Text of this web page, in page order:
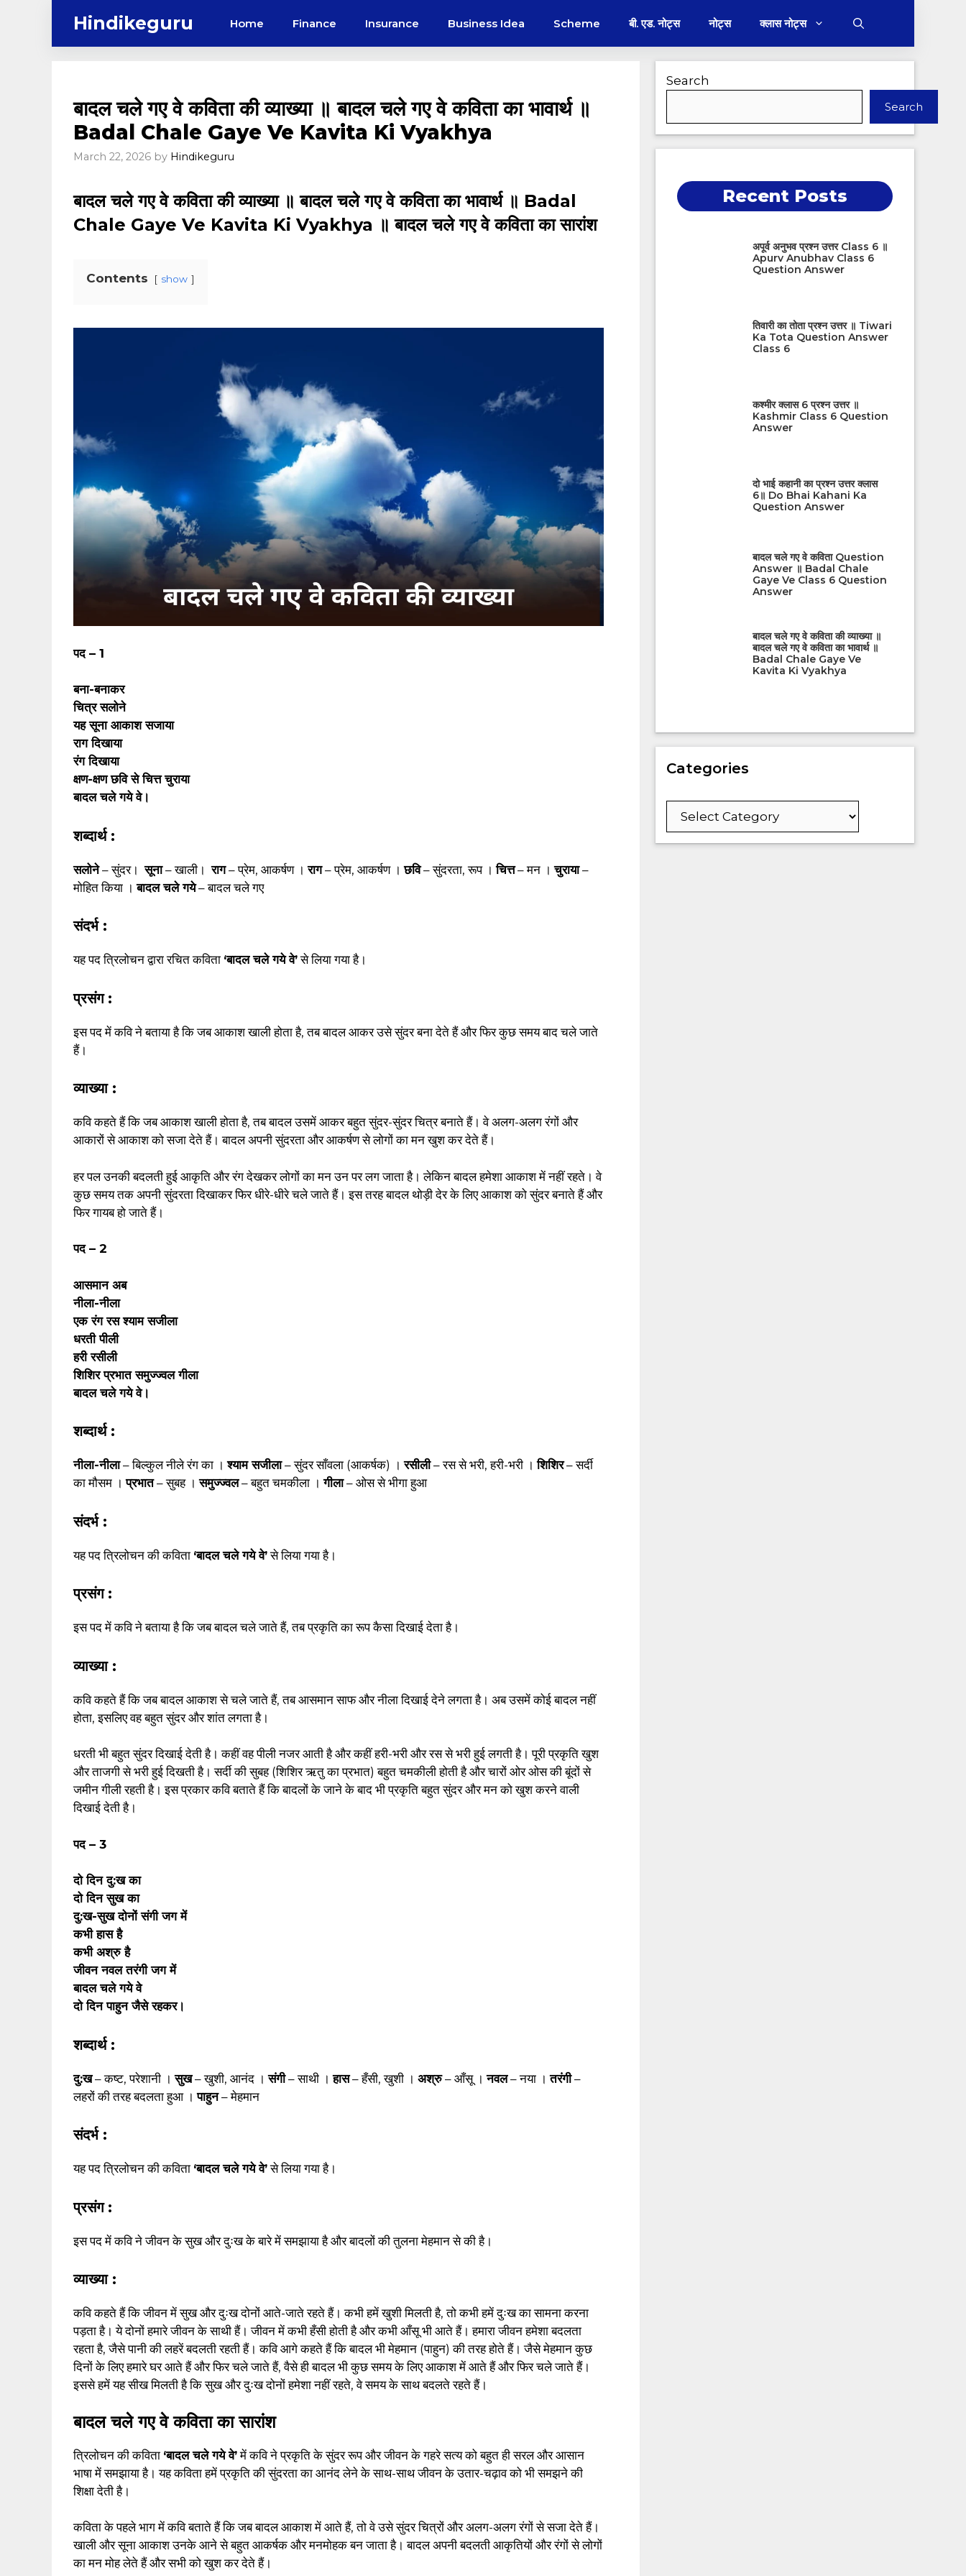
Hindikeguru Home Finance Insurance Business Idea Scheme बी. एड. नोट्स नोट्स क्लास नोट्स
बादल चले गए वे कविता की व्याख्या ॥ बादल चले गए वे कविता का भावार्थ ॥
Badal Chale Gaye Ve Kavita Ki Vyakhya
March 22, 2026 by Hindikeguru
बादल चले गए वे कविता की व्याख्या ॥ बादल चले गए वे कविता का भावार्थ ॥ Badal
Chale Gaye Ve Kavita Ki Vyakhya ॥ बादल चले गए वे कविता का सारांश
Contents show
पद – 1
बना-बनाकर
चित्र सलोने
यह सूना आकाश सजाया
राग दिखाया
रंग दिखाया
क्षण-क्षण छवि से चित्त चुराया
बादल चले गये वे।
शब्दार्थ :
सलोने– सुंदर।सूना– खाली।राग– प्रेम, आकर्षण ।राग– प्रेम, आकर्षण ।छवि– सुंदरता, रूप ।चित्त– मन ।चुराया–
मोहित किया ।बादल चले गये– बादल चले गए
संदर्भ :
यह पद त्रिलोचन द्वारा रचित कविता ‘बादल चले गये वे’से लिया गया है।
प्रसंग :
इस पद में कवि ने बताया है कि जब आकाश खाली होता है, तब बादल आकर उसे सुंदर बना देते हैं और फिर कुछ समय बाद चले जाते
हैं।
व्याख्या :
कवि कहते हैं कि जब आकाश खाली होता है, तब बादल उसमें आकर बहुत सुंदर-सुंदर चित्र बनाते हैं। वे अलग-अलग रंगों और
आकारों से आकाश को सजा देते हैं। बादल अपनी सुंदरता और आकर्षण से लोगों का मन खुश कर देते हैं।
हर पल उनकी बदलती हुई आकृति और रंग देखकर लोगों का मन उन पर लग जाता है। लेकिन बादल हमेशा आकाश में नहीं रहते। वे
कुछ समय तक अपनी सुंदरता दिखाकर फिर धीरे-धीरे चले जाते हैं। इस तरह बादल थोड़ी देर के लिए आकाश को सुंदर बनाते हैं और
फिर गायब हो जाते हैं।
पद – 2
आसमान अब
नीला-नीला
एक रंग रस श्याम सजीला
धरती पीली
हरी रसीली
शिशिर प्रभात समुज्ज्वल गीला
बादल चले गये वे।
शब्दार्थ :
नीला-नीला– बिल्कुल नीले रंग का ।श्याम सजीला– सुंदर साँवला (आकर्षक) ।रसीली– रस से भरी, हरी-भरी ।शिशिर– सर्दी
का मौसम ।प्रभात– सुबह ।समुज्ज्वल– बहुत चमकीला ।गीला– ओस से भीगा हुआ
संदर्भ :
यह पद त्रिलोचन की कविता ‘बादल चले गये वे’से लिया गया है।
प्रसंग :
इस पद में कवि ने बताया है कि जब बादल चले जाते हैं, तब प्रकृति का रूप कैसा दिखाई देता है।
व्याख्या :
कवि कहते हैं कि जब बादल आकाश से चले जाते हैं, तब आसमान साफ और नीला दिखाई देने लगता है। अब उसमें कोई बादल नहीं
होता, इसलिए वह बहुत सुंदर और शांत लगता है।
धरती भी बहुत सुंदर दिखाई देती है। कहीं वह पीली नजर आती है और कहीं हरी-भरी और रस से भरी हुई लगती है। पूरी प्रकृति खुश
और ताजगी से भरी हुई दिखती है। सर्दी की सुबह (शिशिर ऋतु का प्रभात) बहुत चमकीली होती है और चारों ओर ओस की बूंदों से
जमीन गीली रहती है। इस प्रकार कवि बताते हैं कि बादलों के जाने के बाद भी प्रकृति बहुत सुंदर और मन को खुश करने वाली
दिखाई देती है।
पद – 3
दो दिन दु:ख का
दो दिन सुख का
दु:ख-सुख दोनों संगी जग में
कभी हास है
कभी अश्रु है
जीवन नवल तरंगी जग में
बादल चले गये वे
दो दिन पाहुन जैसे रहकर।
शब्दार्थ :
दु:ख– कष्ट, परेशानी ।सुख– खुशी, आनंद ।संगी– साथी ।हास– हँसी, खुशी । अश्रु– आँसू ।नवल– नया ।तरंगी–
लहरों की तरह बदलता हुआ ।पाहुन– मेहमान
संदर्भ :
यह पद त्रिलोचन की कविता ‘बादल चले गये वे’से लिया गया है।
प्रसंग :
इस पद में कवि ने जीवन के सुख और दुःख के बारे में समझाया है और बादलों की तुलना मेहमान से की है।
व्याख्या :
कवि कहते हैं कि जीवन में सुख और दुःख दोनों आते-जाते रहते हैं। कभी हमें खुशी मिलती है, तो कभी हमें दुःख का सामना करना
पड़ता है। ये दोनों हमारे जीवन के साथी हैं। जीवन में कभी हँसी होती है और कभी आँसू भी आते हैं। हमारा जीवन हमेशा बदलता
रहता है, जैसे पानी की लहरें बदलती रहती हैं। कवि आगे कहते हैं कि बादल भी मेहमान (पाहुन) की तरह होते हैं। जैसे मेहमान कुछ
दिनों के लिए हमारे घर आते हैं और फिर चले जाते हैं, वैसे ही बादल भी कुछ समय के लिए आकाश में आते हैं और फिर चले जाते हैं।
इससे हमें यह सीख मिलती है कि सुख और दुःख दोनों हमेशा नहीं रहते, वे समय के साथ बदलते रहते हैं।
बादल चले गए वे कविता का सारांश
त्रिलोचन की कविता ‘बादल चले गये वे’में कवि ने प्रकृति के सुंदर रूप और जीवन के गहरे सत्य को बहुत ही सरल और आसान
भाषा में समझाया है। यह कविता हमें प्रकृति की सुंदरता का आनंद लेने के साथ-साथ जीवन के उतार-चढ़ाव को भी समझने की
शिक्षा देती है।
कविता के पहले भाग में कवि बताते हैं कि जब बादल आकाश में आते हैं, तो वे उसे सुंदर चित्रों और अलग-अलग रंगों से सजा देते हैं।
खाली और सूना आकाश उनके आने से बहुत आकर्षक और मनमोहक बन जाता है। बादल अपनी बदलती आकृतियों और रंगों से लोगों
का मन मोह लेते हैं और सभी को खुश कर देते हैं।
Search
Search
Recent Posts
अपूर्व अनुभव प्रश्न उत्तर Class 6 ॥
Apurv Anubhav Class 6
Question Answer
तिवारी का तोता प्रश्न उत्तर ॥ Tiwari
Ka Tota Question Answer
Class 6
कश्मीर क्लास 6 प्रश्न उत्तर ॥
Kashmir Class 6 Question
Answer
दो भाई कहानी का प्रश्न उत्तर क्लास
6॥ Do Bhai Kahani Ka
Question Answer
बादल चले गए वे कविता Question
Answer ॥ Badal Chale
Gaye Ve Class 6 Question
Answer
बादल चले गए वे कविता की व्याख्या ॥
बादल चले गए वे कविता का भावार्थ ॥
Badal Chale Gaye Ve
Kavita Ki Vyakhya
Categories
Categories